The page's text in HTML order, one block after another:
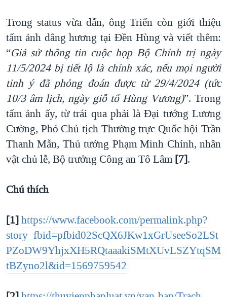
Trong status vừa dẫn, ông Triển còn giới thiệu
tấm ảnh dâng hương tại Đền Hùng và viết thêm:
“Giả sử thông tin cuộc họp Bộ Chính trị ngày
11/5/2024 bị tiết lộ là chính xác, nếu mọi người
tinh ý đã phỏng đoán được từ 29/4/2024 (tức
10/3 âm lịch, ngày giỗ tổ Hùng Vương)”. Trong
tấm ảnh ấy, từ trái qua phải là Đại tướng Lương
Cường, Phó Chủ tịch Thường trực Quốc hội Trần
Thanh Mẫn, Thủ tướng Phạm Minh Chính, nhân
vật chủ lễ, Bộ trưởng Công an Tô Lâm[7].
Chú thích
[1]https://www.facebook.com/permalink.php?
story_fbid=pfbid02ScQX6JKw1xGrUseeSo2LSt
PZoDW9YhjxXH5RQtaaakiSMtXUvLSZYtqSM
tBZyno2l&id=1569759542